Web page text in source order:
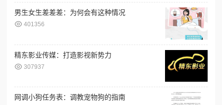
男生女生差差差：为何会有这种情况
401356
精东影业传媒：打造影视新势力
307937
网调小狗任务表：调教宠物狗的指南